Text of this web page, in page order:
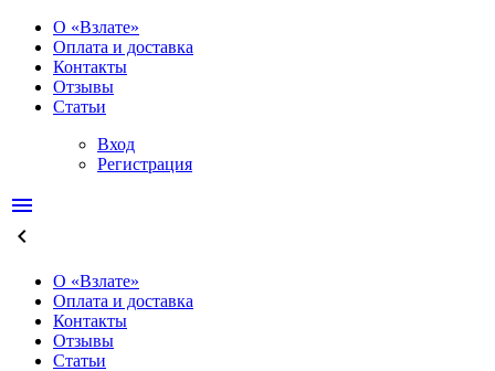
О «Взлате»
Оплата и доставка
Контакты
Отзывы
Статьи
Вход
Регистрация
menu
keyboard_arrow_left
О «Взлате»
Оплата и доставка
Контакты
Отзывы
Статьи